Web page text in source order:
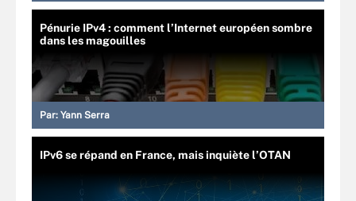
Pénurie IPv4 : comment l’Internet européen sombre
dans les magouilles
Par: Yann Serra
IPv6 se répand en France, mais inquiète l’OTAN